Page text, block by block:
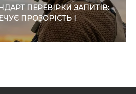
ПЕРЕВІРКИ ЗАПИТІВ:
ПРОЗОРІСТЬ І